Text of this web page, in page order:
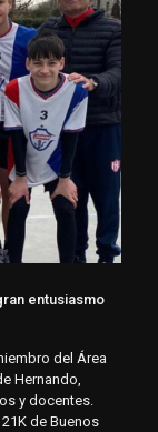
entusiasmo
del Área
Hernando,
y docentes.
de Buenos